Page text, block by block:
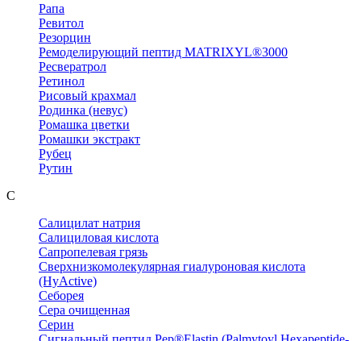
Рапа
Ревитол
Резорцин
Ремоделирующий пептид MATRIXYL®3000
Ресвератрол
Ретинол
Рисовый крахмал
Родинка (невус)
Ромашка цветки
Ромашки экстракт
Рубец
Рутин
С
Салицилат натрия
Салициловая кислота
Сапропелевая грязь
Сверхнизкомолекулярная гиалуроновая кислота
(HyActive)
Себорея
Сера очищенная
Серин